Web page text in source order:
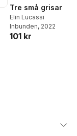
Tre små grisar
Elin Lucassi
Inbunden, 2022
101 kr